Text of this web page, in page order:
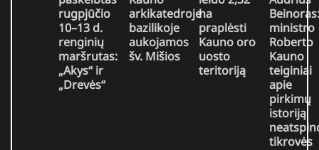
rugpjūčio
10–13 d.
renginių
maršrutas:
„Akys“ ir
„Drevės“
arkikatedroje
bazilikoje
aukojamos
šv. Mišios
ha
praplėsti
Kauno oro
uosto
teritoriją
Beinoras:
ministro
Roberto
Kauno
teiginiai
apie
pirkimų
istoriją
tikrovės